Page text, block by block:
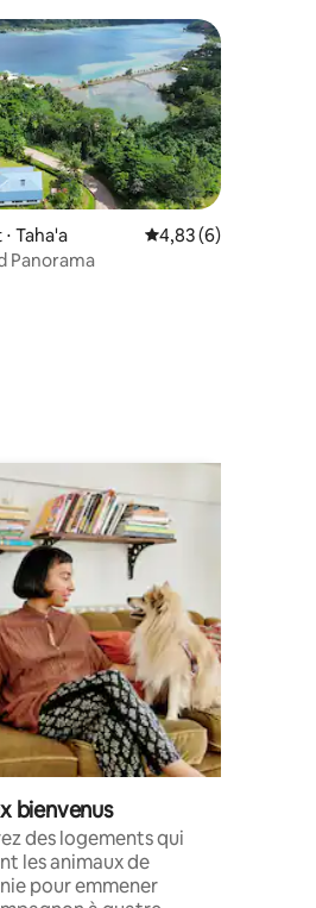
de 146 commentaires : 4,96 sur 5
Taha'a Évaluation moyenne
4,83 (6)
Panorama
bienvenus
des logements qui
les animaux de
pour emmener